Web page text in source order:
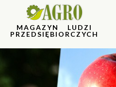
MAGAZYN LUDZI
PRZEDSIĘBIORCZYCH